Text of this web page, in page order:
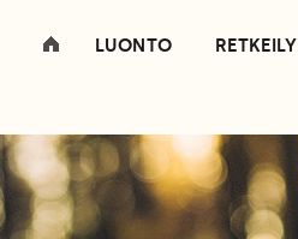
LUONTO RETKEILY